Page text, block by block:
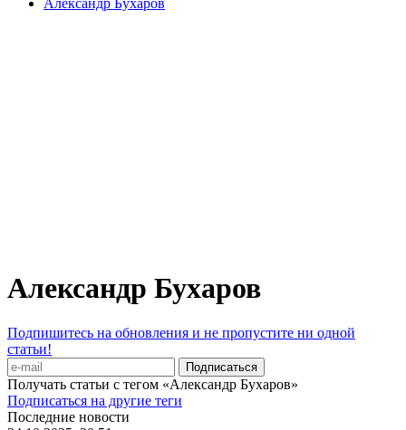
Александр Бухаров
Александр Бухаров
Подпишитесь на обновления и не пропустите ни одной
статьи!
Получать статьи с тегом «Александр Бухаров»
Подписаться на другие теги
Последние новости